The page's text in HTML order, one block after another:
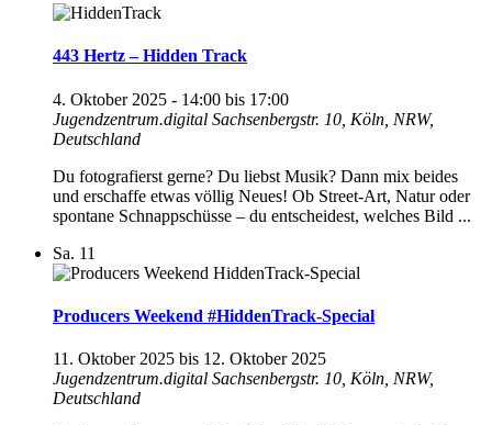
443 Hertz – Hidden Track
4. Oktober 2025 - 14:00 bis 17:00
Jugendzentrum.digital Sachsenbergstr. 10, Köln, NRW,
Deutschland
Du fotografierst gerne? Du liebst Musik? Dann mix beides
und erschaffe etwas völlig Neues! Ob Street-Art, Natur oder
spontane Schnappschüsse – du entscheidest, welches Bild ...
Sa. 11
Producers Weekend #HiddenTrack-Special
11. Oktober 2025 bis 12. Oktober 2025
Jugendzentrum.digital Sachsenbergstr. 10, Köln, NRW,
Deutschland